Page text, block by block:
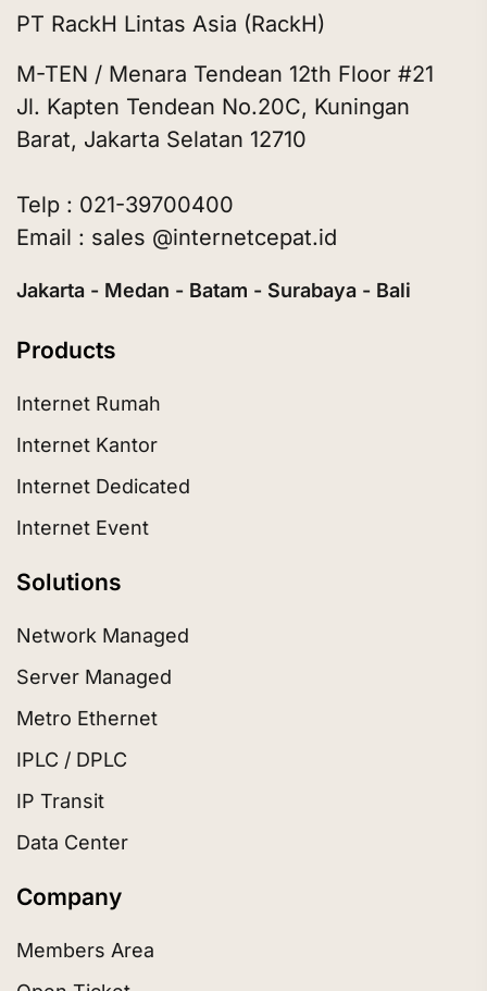
PT RackH Lintas Asia (RackH)
M-TEN / Menara Tendean 12th Floor #21
Jl. Kapten Tendean No.20C, Kuningan
Barat, Jakarta Selatan 12710
Telp : 021-39700400
Email : sales @internetcepat.id
Jakarta - Medan - Batam - Surabaya - Bali
Products
Internet Rumah
Internet Kantor
Internet Dedicated
Internet Event
Solutions
Network Managed
Server Managed
Metro Ethernet
IPLC / DPLC
IP Transit
Data Center
Company
Members Area